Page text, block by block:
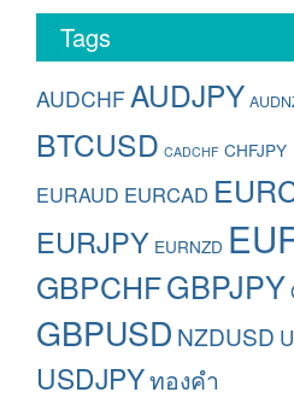
Tags
AUDCHF AUDJPY
BTCUSD CADCHF CHFJPY
EURAUD EURCAD
EURJPY EURNZD
GBPCHFGBPJPY
GBPUSD NZDUSD
USDJPYทองคำ